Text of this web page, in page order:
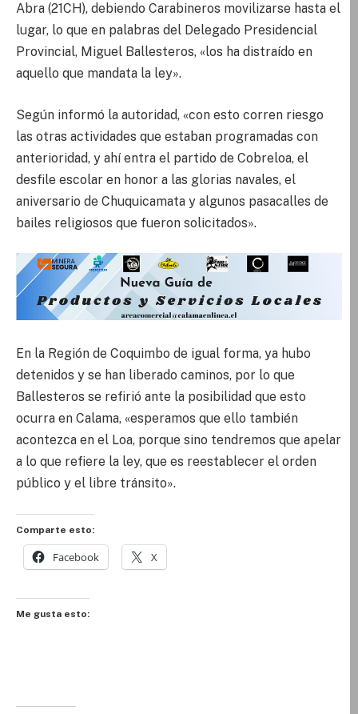
Abra (21CH), debiendo Carabineros movilizarse hasta el
lugar, lo que en palabras del Delegado Presidencial
Provincial, Miguel Ballesteros, «los ha distraído en
aquello que mandata la ley».
Según informó la autoridad, «con esto corren riesgo
las otras actividades que estaban programadas con
anterioridad, y ahí entra el partido de Cobreloa, el
desfile escolar en honor a las glorias navales, el
aniversario de Chuquicamata y algunos pasacalles de
bailes religiosos que fueron solicitados».
En la Región de Coquimbo de igual forma, ya hubo
detenidos y se han liberado caminos, por lo que
Ballesteros se refirió ante la posibilidad que esto
ocurra en Calama, «esperamos que ello también
acontezca en el Loa, porque sino tendremos que apelar
a lo que refiere la ley, que es reestablecer el orden
público y el libre tránsito».
Comparte esto:
Facebook X
Me gusta esto: